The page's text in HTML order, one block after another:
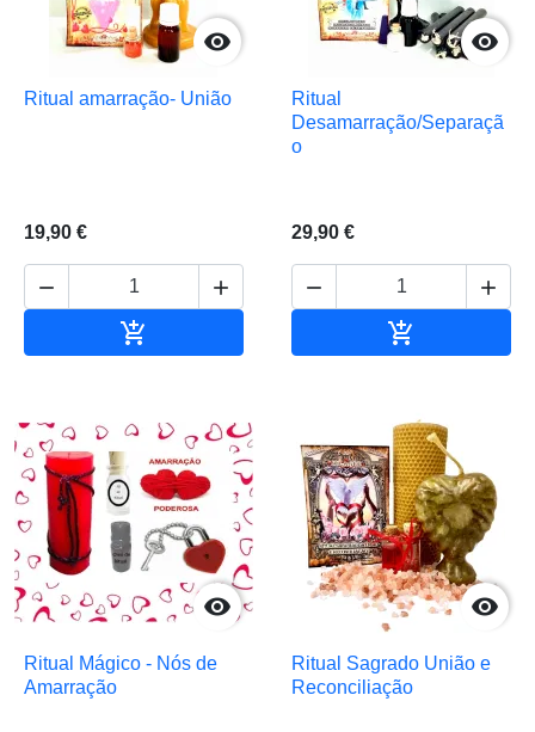

Ritual amarração- União
19,90 €
 


Ritual
Desamarração/Separaçã
o
29,90 €
 


Ritual Mágico - Nós de
Amarração

Ritual Sagrado União e
Reconciliação